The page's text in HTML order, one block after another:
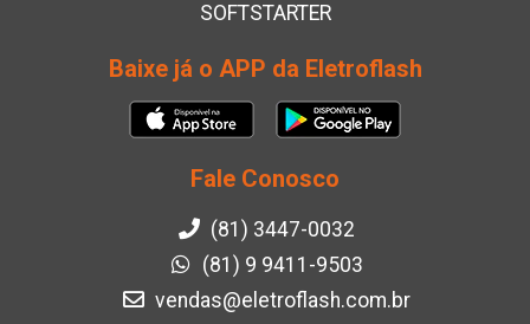
SOFTSTARTER
Baixe já o APP da Eletroflash
Fale Conosco
(81) 3447-0032
(81) 9 9411-9503
vendas@eletroflash.com.br